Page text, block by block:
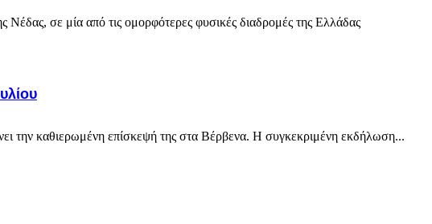
σε μία από τις ομορφότερες φυσικές διαδρομές της Ελλάδας
καθιερωμένη επίσκεψή της στα Βέρβενα. Η συγκεκριμένη εκδήλωση...